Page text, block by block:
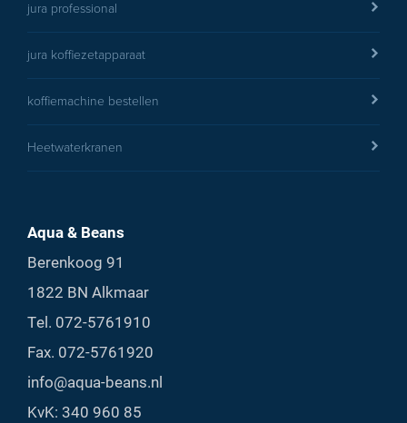
jura professional
jura koffiezetapparaat
koffiemachine bestellen
Heetwaterkranen
Aqua & Beans
Berenkoog 91
1822 BN Alkmaar
Tel. 072-5761910
Fax. 072-5761920
info@aqua-beans.nl
KvK: 340 960 85